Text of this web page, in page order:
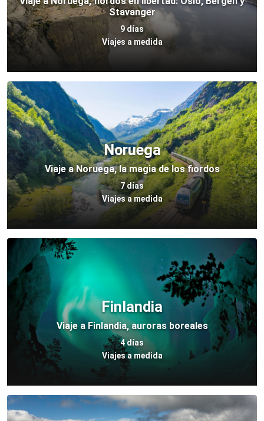
Stavanger
9 días
Viajes a medida
Noruega
Viaje a Noruega, la magia de los fiordos
7 días
Viajes a medida
Finlandia
Viaje a Finlandia, auroras boreales
4 días
Viajes a medida